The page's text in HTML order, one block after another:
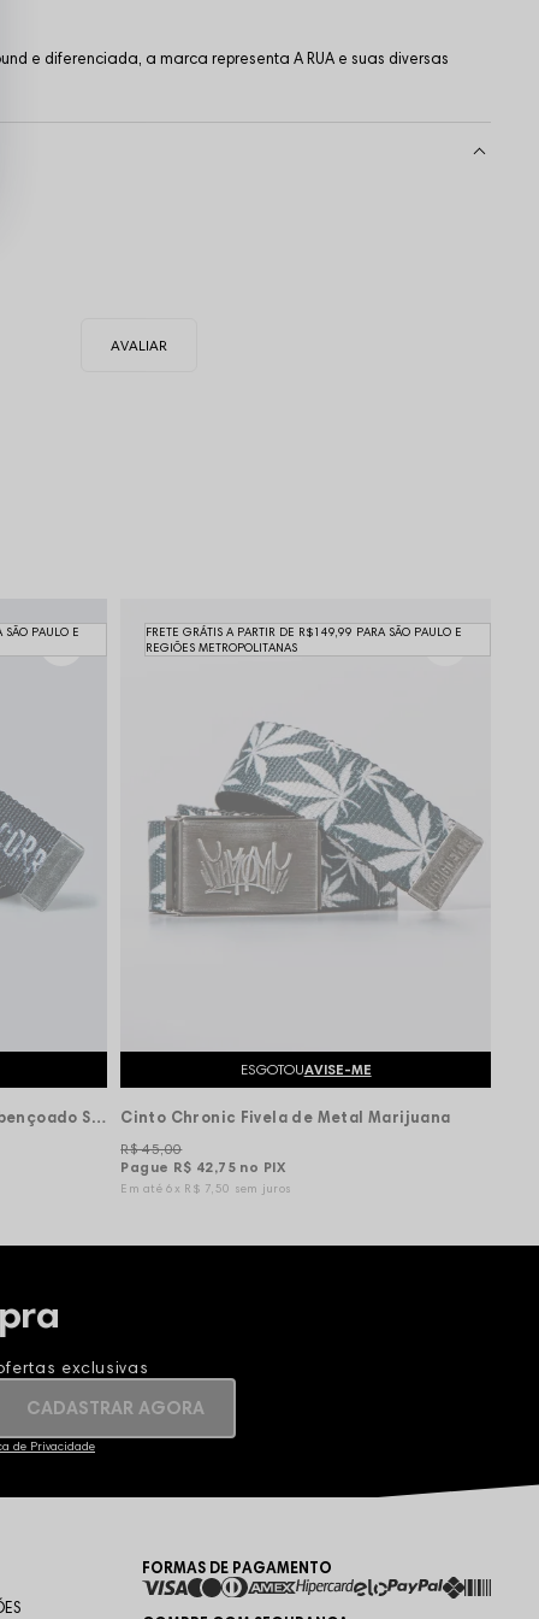
e diferenciada, a marca representa A RUA e suas diversas
SÃO PAULO E
Cinto Chronic Fivela de Metal Abençoado Seja Nosso Corre
FRETE GRÁTIS A PARTIR DE R$149,99 PARA SÃO PAULO E
REGIÕES METROPOLITANAS
ESGOTOUAVISE-ME
Cinto Chronic Fivela de Metal Marijuana
Pague R$ 42,75no PIX
R$ 45,00
6x R$ 7,50 sem juros
exclusivas
CADASTRAR AGORA
de Privacidade
FORMAS DE PAGAMENTO